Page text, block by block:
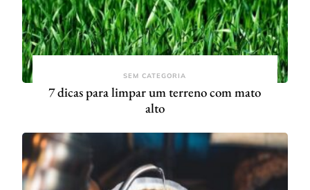
SEM CATEGORIA
7 dicas para limpar um terreno com mato
alto